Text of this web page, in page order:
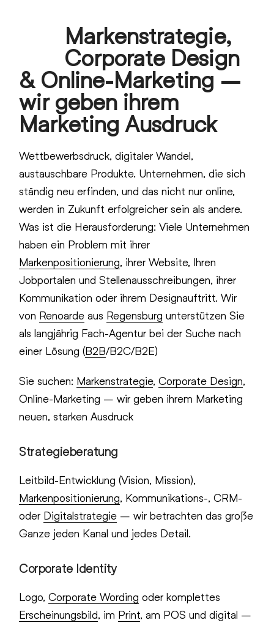
menu
menu
Markenstrategie,
Corporate Design
& Online-Marketing –
wir geben ihrem
Marketing Ausdruck
Wettbewerbsdruck, digitaler Wandel,
austauschbare Produkte. Unternehmen, die sich
ständig neu erfinden, und das nicht nur online,
werden in Zukunft erfolgreicher sein als andere.
Was ist die Herausforderung: Viele Unternehmen
haben ein Problem mit ihrer
Markenpositionierung, ihrer Website, Ihren
Jobportalen und Stellenausschreibungen, ihrer
Kommunikation oder ihrem Designauftritt. Wir
von Renoarde aus Regensburg unterstützen Sie
als langjährig Fach-Agentur bei der Suche nach
einer Lösung (B2B/B2C/B2E)
Sie suchen: Markenstrategie,Corporate Design,
Online-Marketing – wir geben ihrem Marketing
neuen, starken Ausdruck
Strategieberatung
Leitbild-Entwicklung (Vision, Mission),
Markenpositionierung, Kommunikations-, CRM-
oder Digitalstrategie – wir betrachten das große
Ganze jeden Kanal und jedes Detail.
Corporate Identity
Logo,Corporate Wording oder komplettes
Erscheinungsbild, im Print, am POS und digital –